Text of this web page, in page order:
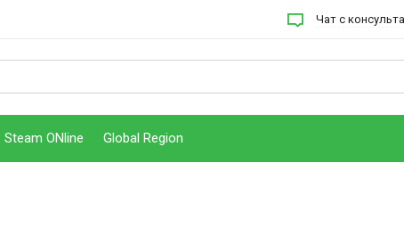
Чат с
Steam ONline Global Region